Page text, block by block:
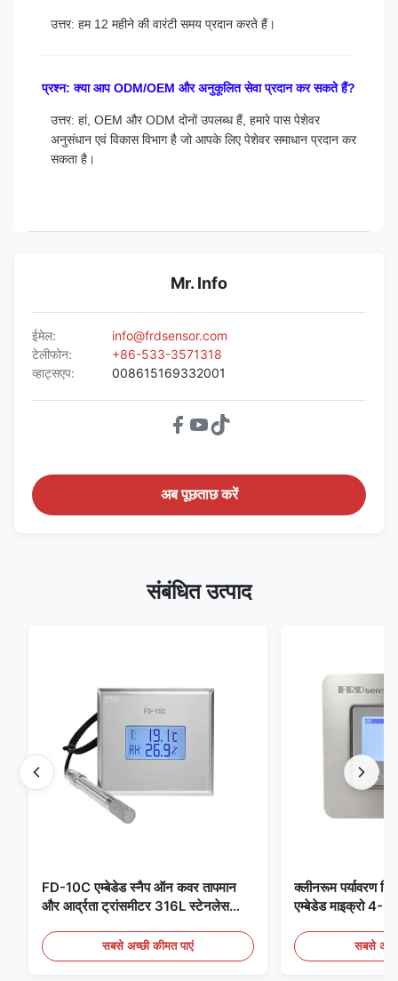
उत्तर: हम 12 महीने की वारंटी समय प्रदान करते हैं।
प्रश्न: क्या आप ODM/OEM और अनुकूलित सेवा प्रदान कर सकते हैं?
उत्तर: हां, OEM और ODM दोनों उपलब्ध हैं, हमारे पास पेशेवर
अनुसंधान एवं विकास विभाग है जो आपके लिए पेशेवर समाधान प्रदान कर
सकता है।
Mr. Info
ईमेल:
info@frdsensor.com
टेलीफोन:
+86-533-3571318
व्हाट्सएप:
008615169332001
अब पूछताछ करें
संबंधित उत्पाद
FD-10C एम्बेडेड स्नैप ऑन कवर तापमान
और आर्द्रता ट्रांसमीटर 316L स्टेनलेस
सबसे अच्छी कीमत पाएं
क्लीनरूम पर्यावरण
एम्बेडेड माइक्रो 4-
सबसे